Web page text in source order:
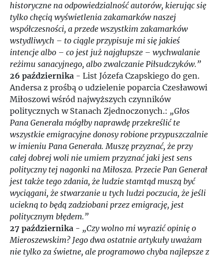
historyczne na odpowiedzialność autorów, kierując się
tylko chęcią wyświetlenia zakamarków naszej
współczesności, a przede wszystkim zakamarków
wstydliwych – to ciągle przypisuje mi się jakieś
intencje albo – co jest już najgłupsze – wychwalanie
reżimu sanacyjnego, albo zwalczanie Piłsudczyków.”
26 października - List Józefa Czapskiego do gen.
Andersa z prośbą o udzielenie poparcia Czesławowi
Miłoszowi wśród najwyższych czynników
politycznych w Stanach Zjednoczonych.: „Głos
Pana Generała mógłby naprawdę przekreślić te
wszystkie emigracyjne donosy robione przypuszczalnie
w imieniu Pana Generała. Muszę przyznać, że przy
całej dobrej woli nie umiem przyznać jaki jest sens
polityczny tej nagonki na Miłosza. Przecie Pan Generał
jest także tego zdania, że ludzie stamtąd muszą być
wyciągani, że stwarzanie u tych ludzi poczucia, że jeśli
uciekną to będą zadziobani przez emigrację, jest
politycznym błędem.”
27 października - „Czy wolno mi wyrazić opinię o
Mieroszewskim? Jego dwa ostatnie artykuły uważam
nie tylko za świetne, ale programowo chyba najlepsze z